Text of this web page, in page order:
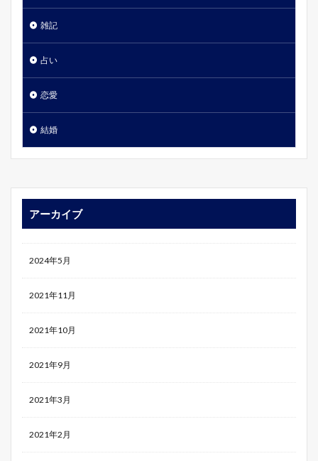
雑記
占い
恋愛
結婚
アーカイブ
2024年5月
2021年11月
2021年10月
2021年9月
2021年3月
2021年2月